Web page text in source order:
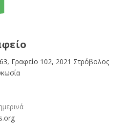
Γραφείο 102, 2021 Στρόβολος